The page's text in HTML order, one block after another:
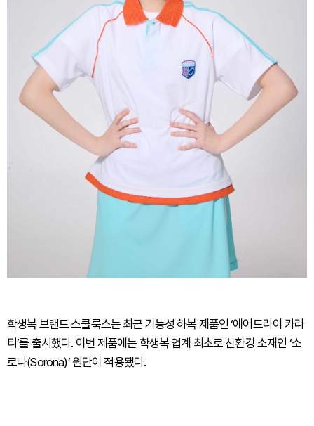
학생복 브랜드 스쿨룩스는 최근 기능성 하복 제품인 ‘에어드라이 카라
티’를 출시했다. 이번 제품에는 학생복 업계 최초로 친환경 소재인 ‘소
로나(Sorona)’ 원단이 적용됐다.